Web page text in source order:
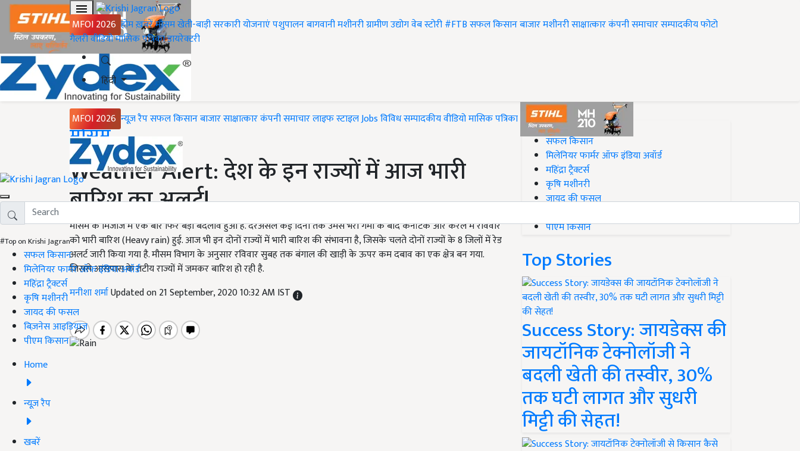
MFOI 2026 होमख़बरेंमौसमखेती-बाड़ीसरकारी योजनाएंपशुपालनबागवानीमशीनरीग्रामीण उद्योगवेब स्टोरी#FTBसफल किसानबाजारमशीनरीसाक्षात्कारकंपनी समाचारसम्पादकीयफोटो
गैलरीवीडियोमासिक पत्रिकाडायरेक्टरी
हिंदी
MFOI 2026 न्यूज़ रैपसफल किसानबाजारसाक्षात्कारकंपनी समाचारलाइफ स्टाइलJobsविविधसम्पादकीयवीडियोमासिक पत्रिका
#Top on Krishi Jagran
सफल किसान
मिलेनियर फार्मर ऑफ इंडिया अवॉर्ड
महिंद्रा ट्रैक्टर्स
कृषि मशीनरी
जायद की फसल
बिज़नेस आइडियाज
पीएम किसान
Home
न्यूज़ रैप
खबरें
Home
मौसम
Weather Alert: देश के इन राज्यों में आज भारी
बारिश का अलर्ट!
मौसम के मिजाज में एक बार फिर बड़ा बदलाव हुआ है. दरअसल कई दिनों तक उमस भरी गर्मी के बाद कर्नाटक और केरल में रविवार
को भारी बारिश (Heavy rain) हुई. आज भी इन दोनों राज्यों में भारी बारिश की संभावना है, जिसके चलते दोनों राज्यों के 8 जिलों में रेड
अलर्ट जारी किया गया है. मौसम विभाग के अनुसार रविवार सुबह तक बंगाल की खाड़ी के ऊपर कम दबाव का एक क्षेत्र बन गया.
जिससे आसपास के तटीय राज्यों में जमकर बारिश हो रही है.
मनीशा शर्माUpdated on 21 September, 2020 10:32 AM IST
#Top on Krishi Jagran
सफल किसान
मिलेनियर फार्मर ऑफ इंडिया अवॉर्ड
महिंद्रा ट्रैक्टर्स
कृषि मशीनरी
जायद की फसल
पीएम किसान
Top Stories
Success Story: जायडेक्स की
जायटॉनिक टेक्नोलॉजी ने
बदली खेती की तस्वीर, 30%
तक घटी लागत और सुधरी
मिट्टी की सेहत!